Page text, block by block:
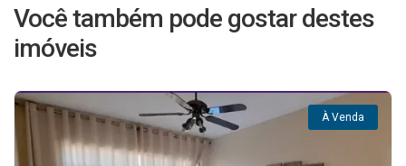
Você também pode gostar destes
imóveis
À Venda